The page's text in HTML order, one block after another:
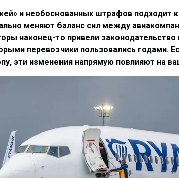
и необоснованных штрафов подходит
меняют баланс сил между
наконец-то привели
перевозчики пользовались годами.
эти изменения напрямую повлияют на